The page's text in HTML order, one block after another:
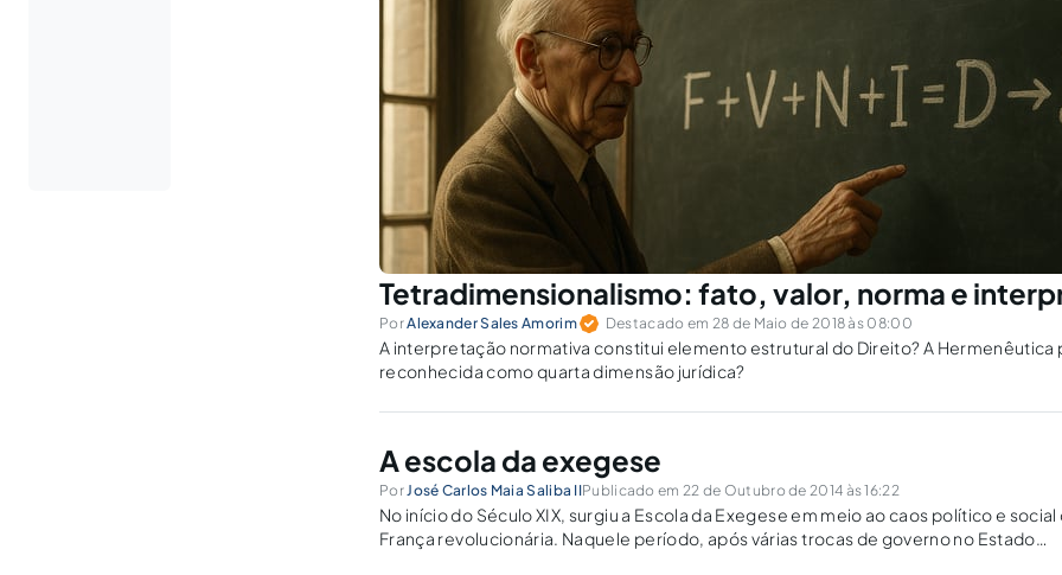
Tetradimensionalismo: fato, valor, norma e
PorAlexander Sales Amorim Destacado em 28 de Maio de 2018 às 08:00
A interpretação normativa constitui elemento estrutural do Direito? A Hermenêutica
reconhecida como quarta dimensão jurídica?
A escola da exegese
PorJosé Carlos Maia Saliba IIPublicado em 22 de Outubro de 2014 às 16:22
No início do Século XIX, surgiu a Escola da Exegese em meio ao caos político e social
França revolucionária. Naquele período, após várias trocas de governo no Estado